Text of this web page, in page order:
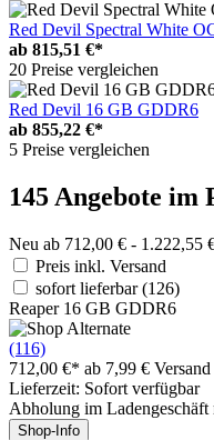
Red Devil Spectral White
ab 815,51 €*
20 Preise vergleichen
Red Devil 16 GB GDDR6
ab 855,22 €*
5 Preise vergleichen
145 Angebote im
Neu ab 712,00 € - 1.222,55
Preis inkl. Versand
sofort lieferbar(126)
Reaper 16 GB GDDR6
(116)
712,00 €* ab 7,99 € Versand
Lieferzeit: Sofort verfügbar
Abholung im
Shop-Info